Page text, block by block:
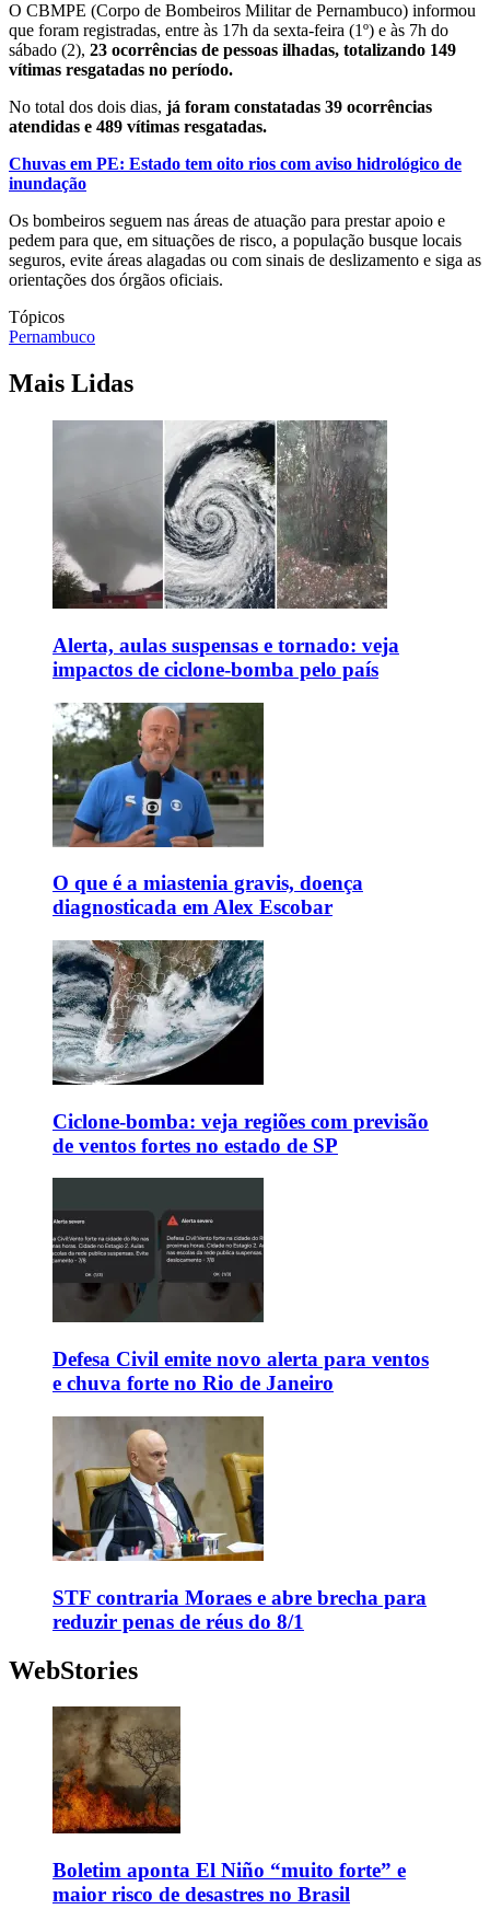
O CBMPE (Corpo de Bombeiros Militar de Pernambuco) informou
que foram registradas, entre às 17h da sexta-feira (1º) e às 7h do
sábado (2), 23 ocorrências de pessoas ilhadas, totalizando 149
vítimas resgatadas no período.
No total dos dois dias, já foram constatadas 39 ocorrências
atendidas e 489 vítimas resgatadas.
Chuvas em PE: Estado tem oito rios com aviso hidrológico de
inundação
Os bombeiros seguem nas áreas de atuação para prestar apoio e
pedem para que, em situações de risco, a população busque locais
seguros, evite áreas alagadas ou com sinais de deslizamento e siga as
orientações dos órgãos oficiais.
Tópicos
Pernambuco
Mais Lidas
Alerta, aulas suspensas e tornado: veja
impactos de ciclone-bomba pelo país
O que é a miastenia gravis, doença
diagnosticada em Alex Escobar
Ciclone-bomba: veja regiões com previsão
de ventos fortes no estado de SP
Defesa Civil emite novo alerta para ventos
e chuva forte no Rio de Janeiro
STF contraria Moraes e abre brecha para
reduzir penas de réus do 8/1
WebStories
Boletim aponta El Niño “muito forte” e
maior risco de desastres no Brasil